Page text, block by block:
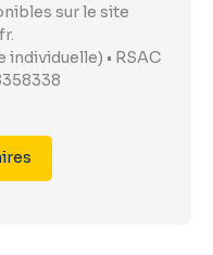
sur le site
• RSAC